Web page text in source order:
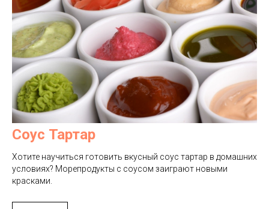
Соус Тартар
Хотите научиться готовить вкусный соус тартар в домашних
условиях? Морепродукты с соусом заиграют новыми
красками.